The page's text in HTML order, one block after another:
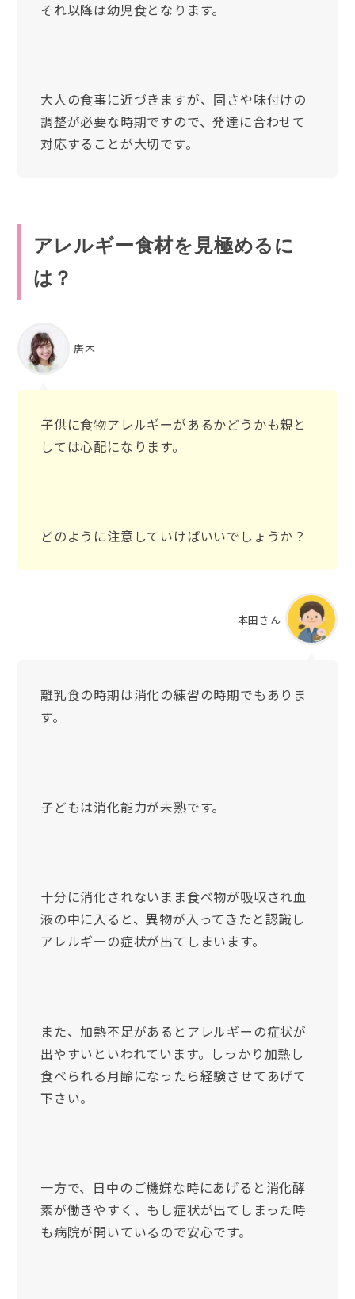
それ以降は幼児食となります。
大人の食事に近づきますが、固さや味付けの
調整が必要な時期ですので、発達に合わせて
対応することが大切です。
アレルギー食材を見極めるに
は？
唐木
子供に食物アレルギーがあるかどうかも親と
しては心配になります。
どのように注意していけばいいでしょうか？
本田さん
離乳食の時期は消化の練習の時期でもありま
す。
子どもは消化能力が未熟です。
十分に消化されないまま食べ物が吸収され血
液の中に入ると、異物が入ってきたと認識し
アレルギーの症状が出てしまいます。
また、加熱不足があるとアレルギーの症状が
出やすいといわれています。しっかり加熱し
食べられる月齢になったら経験させてあげて
下さい。
一方で、日中のご機嫌な時にあげると消化酵
素が働きやすく、もし症状が出てしまった時
も病院が開いているので安心です。